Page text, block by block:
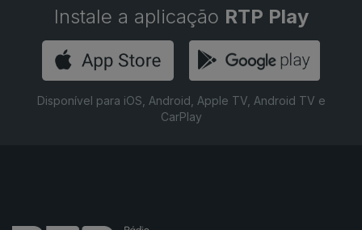
Instale a aplicação RTP Play
Disponível para iOS, Android, Apple TV, Android TV e
CarPlay